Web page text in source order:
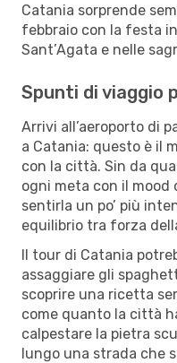
Catania sorprende
febbraio con la festa
Sant’Agata e nelle
Spunti di viaggio
Arrivi all’aeroporto di
a Catania: questo è il
con la città. Sin da
ogni meta con il mood
sentirla un po’ più
equilibrio tra forza
Il tour di Catania
assaggiare gli
scoprire una ricetta
come quanto la città
calpestare la pietra
lungo una strada che